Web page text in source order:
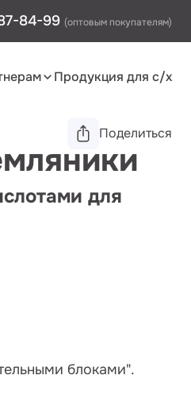
84-99 (оптовым покупателям)
Продукция для с/х
Поделиться
для
блоками".